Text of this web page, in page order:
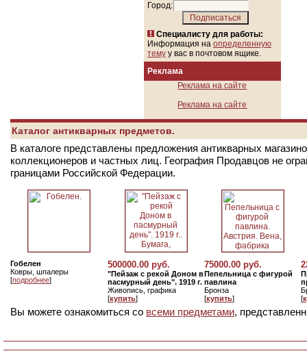
Город:
Специалисту для работы:
Информация на определенную
тему у вас в почтовом ящике.
Реклама
Реклама на сайте
Реклама на сайте
Каталог антикварных предметов.
В каталоге представлены предложения антикварных
коллекционеров и частных лиц. География Продавцов не
границами Российской Федерации.
Гобелен
Ковры, шпалеры
[подробнее]
500000.00 руб.
"Пейзаж с рекой Доном в
пасмурный день". 1919 г.
Живопись, графика
[купить]
75000.00 руб.
Пепельница с фигурой
павлина
Бронза
[купить]
[
Вы можете ознакомиться со всеми предметами,